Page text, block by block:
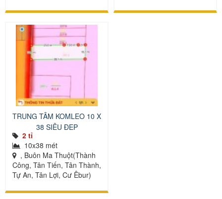
TRUNG TÂM KOMLEO 10 X
38 SIÊU ĐẸP
2 tỉ
10x38 mét
, Buôn Ma Thuột(Thành
Công, Tân Tiến, Tân Thành,
Tự An, Tân Lợi, Cư Êbur)